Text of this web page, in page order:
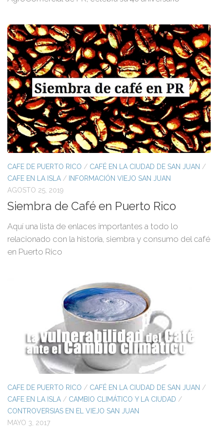
CAFE DE PUERTO RICO / CAFÉ EN LA CIUDAD DE SAN JUAN /
CAFE EN LA ISLA / INFORMACIÓN VIEJO SAN JUAN
AGOSTO 25, 2019
Siembra de Café en Puerto Rico
Aquí una lista de enlaces importantes a todo lo
relacionado con la historia, siembra y consumo del café
en Puerto Rico
CAFE DE PUERTO RICO / CAFÉ EN LA CIUDAD DE SAN JUAN /
CAFE EN LA ISLA / CAMBIO CLIMÁTICO Y LA CIUDAD /
CONTROVERSIAS EN EL VIEJO SAN JUAN
MAYO 3, 2017